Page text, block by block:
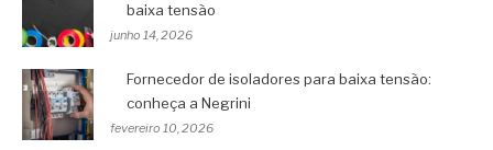
baixa tensão
junho 14, 2026
Fornecedor de isoladores para baixa tensão:
conheça a Negrini
fevereiro 10, 2026